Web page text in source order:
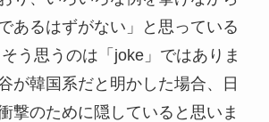
あるはずがない」と思っている
う思うのは「joke」ではありま
が韓国系だと明かした場合、日
撃のために隠していると思いま